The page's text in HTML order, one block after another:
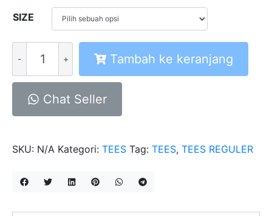
SIZE
Tees
Yurt
Wood
Tambah ke keranjang
Chat Seller
SKU: N/A Kategori: TEES Tag: TEES, TEES REGULER